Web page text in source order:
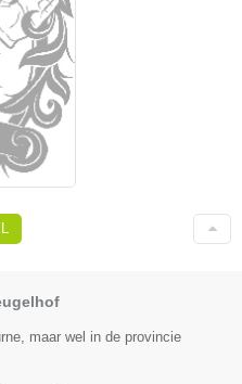
maar wel in de provincie